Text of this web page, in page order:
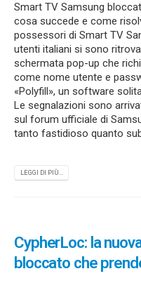
Smart TV Samsung
cosa succede e come
possessori di Smart TV
utenti italiani si sono
schermata pop-up che
come nome utente e
«Polyfill», un software
Le segnalazioni sono
sul forum ufficiale di
tanto fastidioso quanto
LEGGI DI PIÙ...
CypherLoc: la
bloccato che